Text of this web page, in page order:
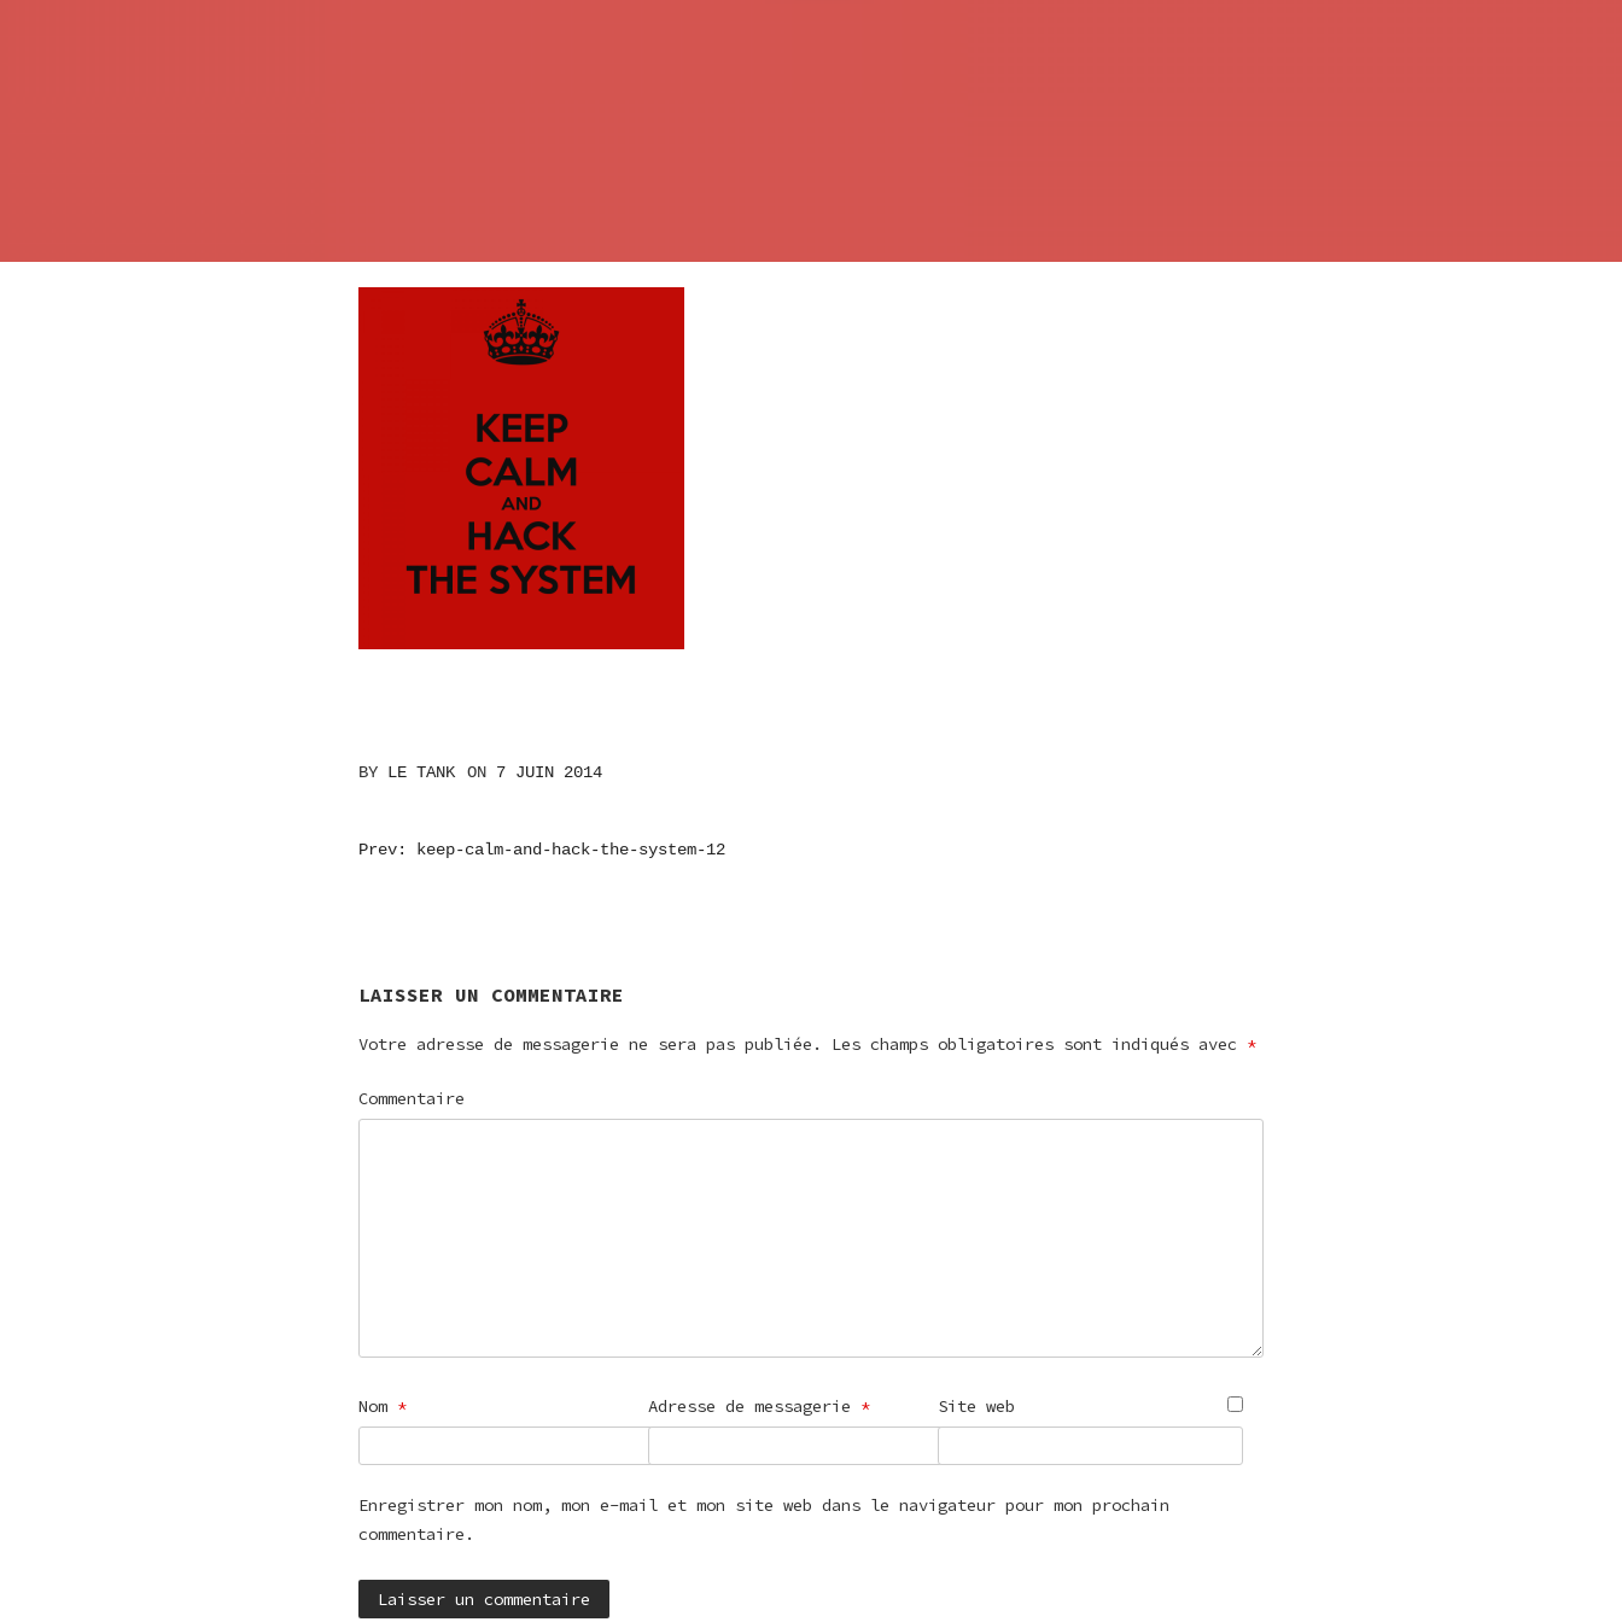
BY LE TANK ON 7 JUIN 2014
NAVIGATION
Prev: keep-calm-and-hack-the-system-12
LAISSER UN COMMENTAIRE
Votre adresse de messagerie ne sera pas publiée. Les champs obligatoires sont indiqués avec *
Commentaire
Nom * Adresse de messagerie * Site web
Enregistrer mon nom, mon e-mail et mon site web dans le navigateur pour mon prochain
commentaire.